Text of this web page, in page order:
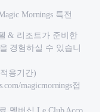
Mornings 특전
& 리조트가 준비한
경험하실 수 있습니
용기간)
magicmornings접